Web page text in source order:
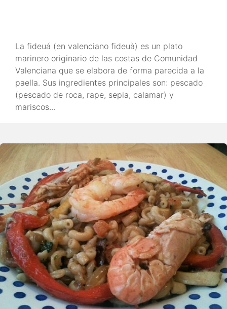
La fideuá (en valenciano fideuà) es un plato
marinero originario de las costas de Comunidad
Valenciana que se elabora de forma parecida a la
paella. Sus ingredientes principales son: pescado
(pescado de roca, rape, sepia, calamar) y
mariscos...